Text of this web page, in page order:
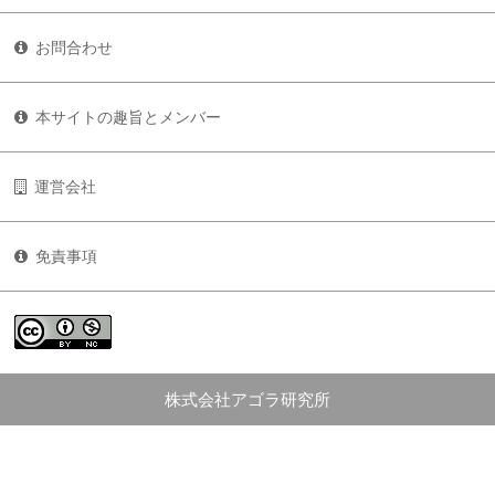
お問合わせ
本サイトの趣旨とメンバー
運営会社
免責事項
株式会社アゴラ研究所